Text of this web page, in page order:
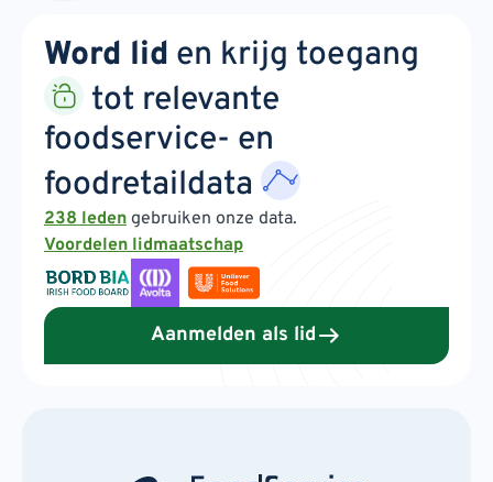
Word lid en krijg toegang
tot relevante
foodservice- en
foodretaildata
238 leden gebruiken onze data.
Voordelen lidmaatschap
Aanmelden als lid